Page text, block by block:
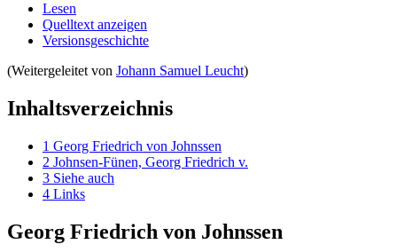
Lesen
Quelltext anzeigen
Versionsgeschichte
(Weitergeleitet von Johann Samuel Leucht)
Inhaltsverzeichnis
1 Georg Friedrich von Johnssen
2 Johnsen-Fünen, Georg Friedrich v.
3 Siehe auch
4 Links
Georg Friedrich von Johnssen